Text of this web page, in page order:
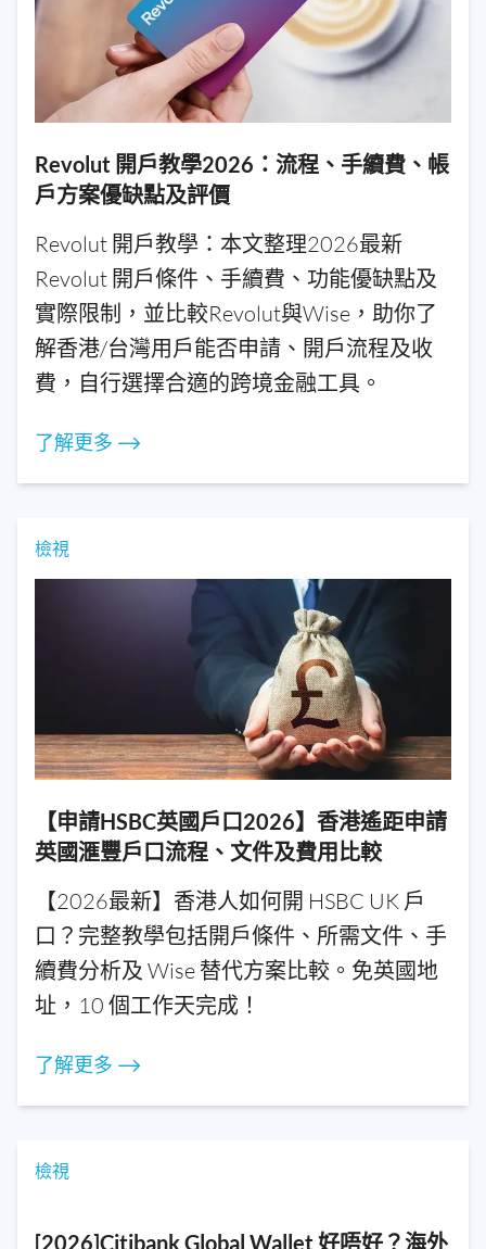
Revolut 開戶教學2026：流程、手續費、帳
戶方案優缺點及評價
Revolut 開戶教學：本文整理2026最新
Revolut 開戶條件、手續費、功能優缺點及
實際限制，並比較Revolut與Wise，助你了
解香港/台灣用戶能否申請、開戶流程及收
費，自行選擇合適的跨境金融工具。
了解更多 ⟶
檢視
【申請HSBC英國戶口2026】香港遙距申請
英國滙豐戶口流程、文件及費用比較
【2026最新】香港人如何開 HSBC UK 戶
口？完整教學包括開戶條件、所需文件、手
續費分析及 Wise 替代方案比較。免英國地
址，10 個工作天完成！
了解更多 ⟶
檢視
[2026]Citibank Global Wallet 好唔好？海外